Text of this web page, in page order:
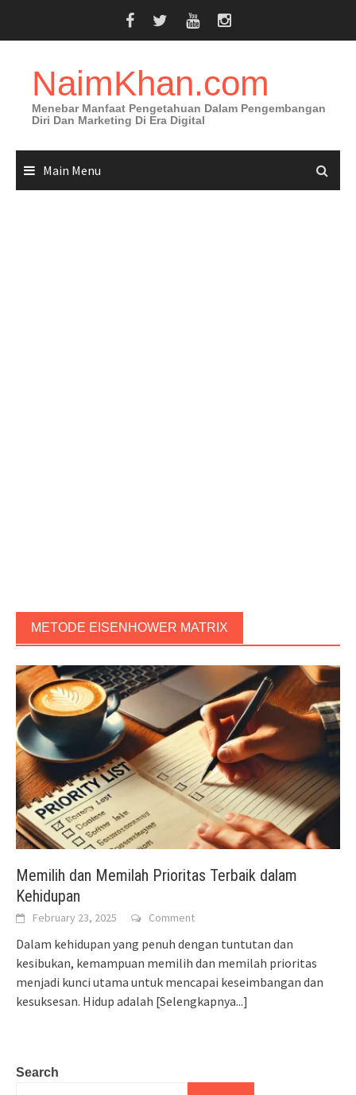
NaimKhan.com
Menebar Manfaat Pengetahuan Dalam Pengembangan
Diri Dan Marketing Di Era Digital
Main Menu
METODE EISENHOWER MATRIX
Memilih dan Memilah Prioritas Terbaik dalam
Kehidupan
February 23, 2025 Comment
Dalam kehidupan yang penuh dengan tuntutan dan
kesibukan, kemampuan memilih dan memilah prioritas
menjadi kunci utama untuk mencapai keseimbangan dan
kesuksesan. Hidup adalah [Selengkapnya...]
Search